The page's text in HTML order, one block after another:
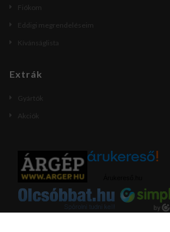
Fiókom
Eddigi megrendeléseim
Kívánságlista
Extrák
Gyártók
Akciók